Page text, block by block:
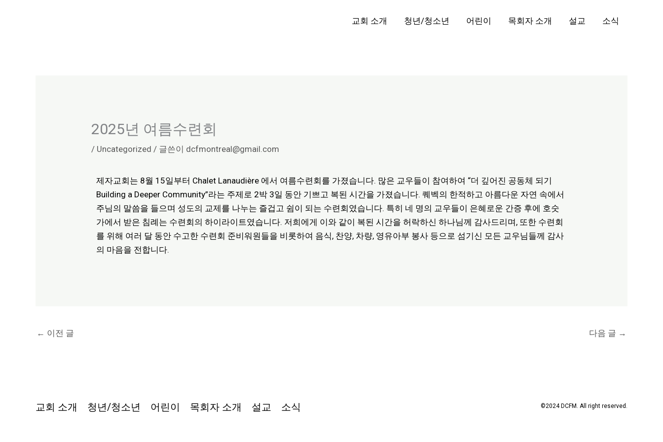
교회 소개 청년/청소년 어린이 목회자 소개 설교 소식
2025년 여름수련회
/ Uncategorized / 글쓴이 dcfmontreal@gmail.com
제자교회는 8월 15일부터 Chalet Lanaudière 에서 여름수련회를 가졌습니다. 많은 교우들이 참여하여 “더 깊어진 공동체 되기
Building a Deeper Community”라는 주제로 2박 3일 동안 기쁘고 복된 시간을 가졌습니다. 퀘벡의 한적하고 아름다운 자연 속에서
주님의 말씀을 들으며 성도의 교제를 나누는 즐겁고 쉼이 되는 수련회였습니다. 특히 네 명의 교우들이 은혜로운 간증 후에 호숫
가에서 받은 침례는 수련회의 하이라이트였습니다. 저희에게 이와 같이 복된 시간을 허락하신 하나님께 감사드리며, 또한 수련회
를 위해 여러 달 동안 수고한 수련회 준비워원들을 비롯하여 음식, 찬양, 차량, 영유아부 봉사 등으로 섬기신 모든 교우님들께 감사
의 마음을 전합니다.
← 이전 글 다음 글 →
교회 소개 청년/청소년 어린이 목회자 소개 설교 소식 ©2024 DCFM. All right reserved.